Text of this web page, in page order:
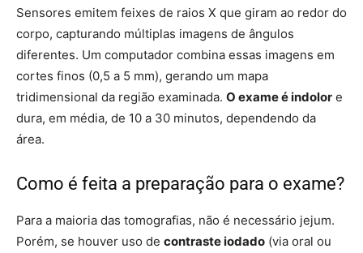
Sensores emitem feixes de raios X que giram ao redor do
corpo, capturando múltiplas imagens de ângulos
diferentes. Um computador combina essas imagens em
cortes finos (0,5 a 5 mm), gerando um mapa
tridimensional da região examinada. O exame é indolor e
dura, em média, de 10 a 30 minutos, dependendo da
área.
Como é feita a preparação para o exame?
Para a maioria das tomografias, não é necessário jejum.
Porém, se houver uso de contraste iodado (via oral ou